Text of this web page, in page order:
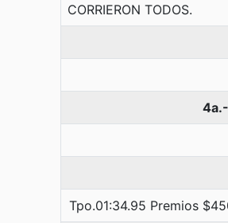
CORRIERON TODOS.
Tpo.01:34.95 Premios